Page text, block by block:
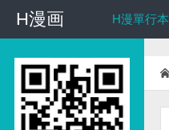
H漫画
H漫画 H漫單行本